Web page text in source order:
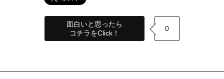
面白いと思ったら
コチラをClick！
0